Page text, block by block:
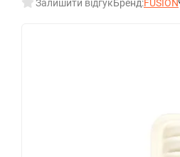
Залишити відгукБренд:FUSION